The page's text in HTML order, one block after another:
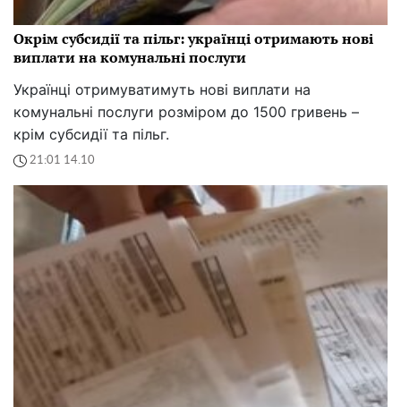
Окрім субсидії та пільг: українці отримають нові
виплати на комунальні послуги
Українці отримуватимуть нові виплати на
комунальні послуги розміром до 1500 гривень –
крім субсидії та пільг.
21:01 14.10